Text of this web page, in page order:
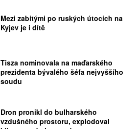
Mezi zabitými po ruských útocích na
Kyjev je i dítě
Tisza nominovala na maďarského
prezidenta bývalého šéfa nejvyššího
soudu
Dron pronikl do bulharského
vzdušného prostoru, explodoval